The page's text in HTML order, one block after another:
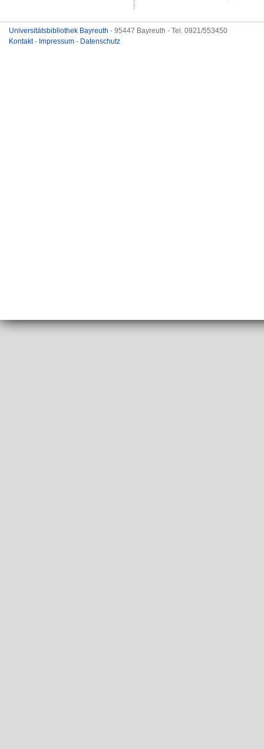
Universitätsbibliothek Bayreuth - 95447 Bayreuth - Tel. 0921/553450
Kontakt- Impressum - Datenschutz